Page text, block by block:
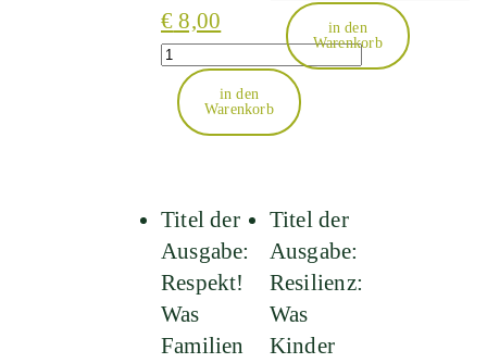
€ 8,00
Quantity
in den
Warenkorb
in den
Warenkorb
Titel der
Ausgabe:
Respekt!
Was
Familien
Titel der
Ausgabe:
Resilienz:
Was
Kinder